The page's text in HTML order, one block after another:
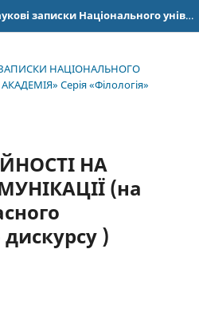
Науковий журнал «Наукові записки Національного університету «Острозька академія»: серія «Філологія»
ЗАПИСКИ НАЦІОНАЛЬНОГО
Серія «Філологія»
НА
(на
)